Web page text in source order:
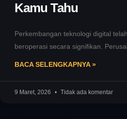
Kamu Tahu
Perkembangan teknologi digital
beroperasi secara signifikan.
BACA SELENGKAPNYA »
9 Maret, 2026 Tidak ada komentar